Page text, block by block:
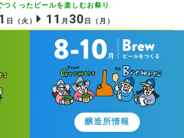
つくったビールを楽しむお祭り
1 日 （火） 11 月 30 日 （月）
醸造所情報